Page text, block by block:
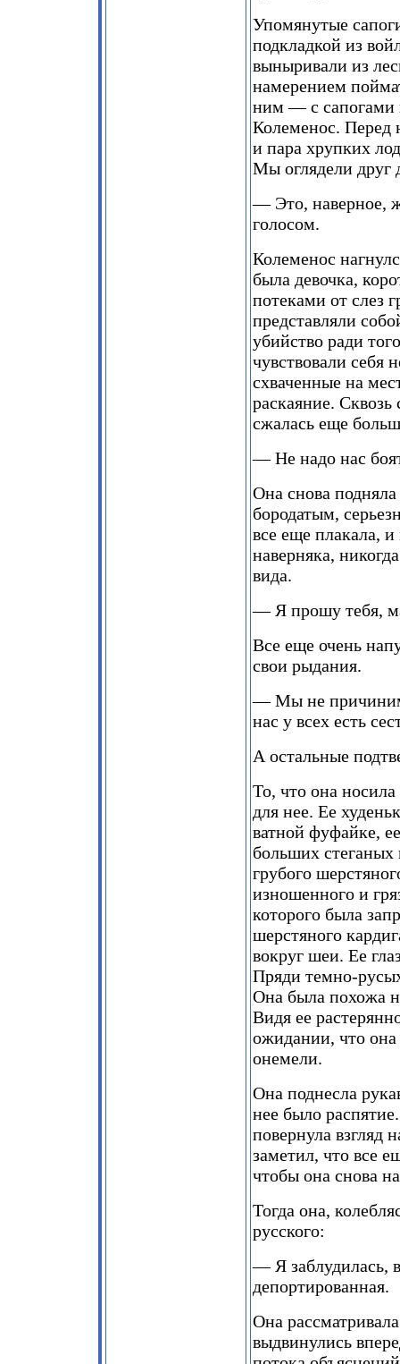
Упомянутые
подкладкой из
выныривали из
намерением
ним — с сапогами
Колеменос. Перед
и пара хрупких
Мы оглядели друг
— Это, наверное,
голосом.
Колеменос
была девочка,
потеками от слез
представляли
убийство ради
чувствовали себя
схваченные на
раскаяние.
сжалась еще
— Не надо нас
Она снова
бородатым,
все еще плакала,
наверняка,
вида.
— Я прошу тебя,
Все еще очень
свои рыдания.
— Мы не
нас у всех есть
А остальные
То, что она
для нее. Ее
ватной фуфайке,
больших
грубого
изношенного и
которого была
шерстяного
вокруг шеи. Ее
Пряди темно-
Она была похожа
Видя ее
ожидании, что
онемели.
Она поднесла
нее было
повернула взгляд
заметил, что все
чтобы она снова
Тогда она,
русского:
— Я заблудилась,
депортированная.
Она
выдвинулись